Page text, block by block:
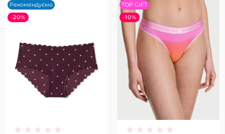
Рекомендуємо
-20%
TOP GIFT
-10%